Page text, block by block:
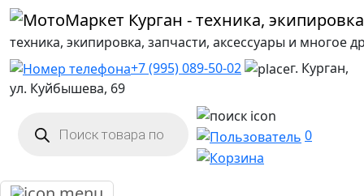
техника, экипировка, запчасти, аксессуары и многое
+7 (995) 089-50-02
г. Курган,
ул. Куйбышева, 69
товаров 0